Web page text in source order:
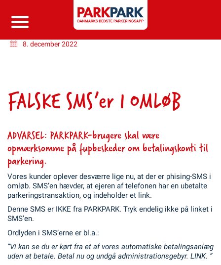
8. december 2022
FALSKE SMS’er I OMLØB
ADVARSEL: PARKPARK-brugere skal være
opmærksomme på fupbeskeder om betalingskonti til
parkering.
Vores kunder oplever desværre lige nu, at der er phising-SMS i
omløb. SMS’en hævder, at ejeren af telefonen har en ubetalte
parkeringstransaktion, og indeholder et link.
Denne SMS er IKKE fra PARKPARK. Tryk endelig ikke på linket i
SMS’en.
Ordlyden i SMS’erne er bl.a.:
”Vi kan se du er kørt fra et af vores automatiske betalingsanlæg
uden at betale. Betal nu og undgå administrationsgebyr. LINK. ”